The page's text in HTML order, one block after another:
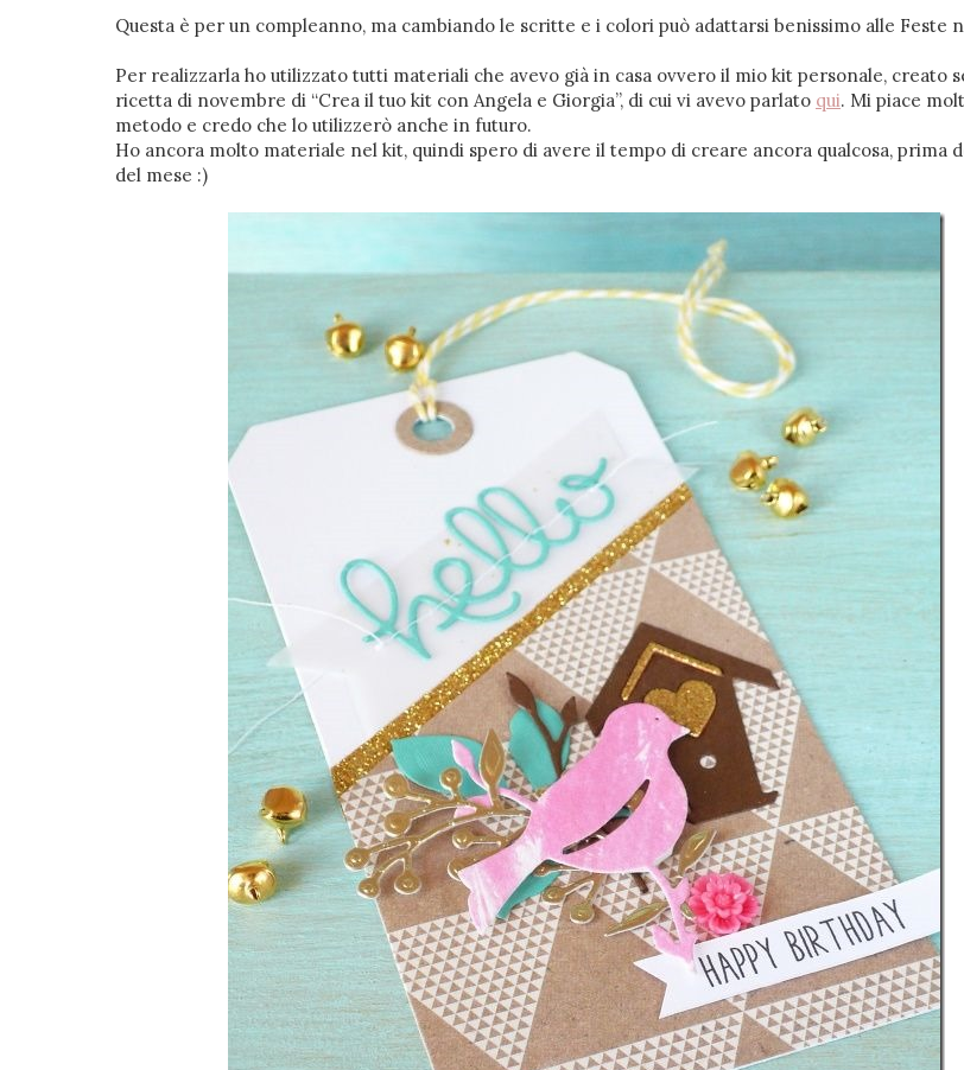
Questa è per un compleanno, ma cambiando le scritte e i colori può adattarsi benissimo alle Feste
Per realizzarla ho utilizzato tutti materiali che avevo già in casa ovvero il mio kit personale, creato
ricetta di novembre di “Crea il tuo kit con Angela e Giorgia”, di cui vi avevo parlato qui. Mi piace
metodo e credo che lo utilizzerò anche in futuro.
Ho ancora molto materiale nel kit, quindi spero di avere il tempo di creare ancora qualcosa, prima
del mese :)